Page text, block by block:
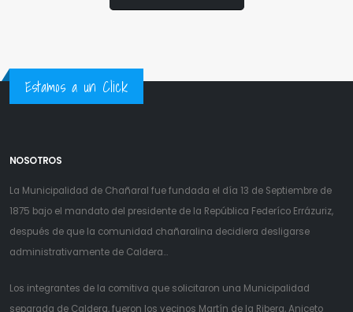
Estamos a un Click
NOSOTROS
La Municipalidad de Chañaral fue fundada el día 13 de Septiembre de
1875 bajo el mandato del presidente de la República Federíco Errázuriz,
después de que la comunidad chañaralina decidiera desligarse
administrativamente de Caldera...
Los integrantes de la comitiva que solicitaron una Municipalidad
separada de Caldera, fueron los vecinos Martín de la Ribera, Aniceto